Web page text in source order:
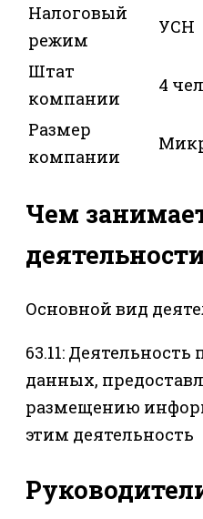
Налоговый
режим
УСН
Штат
компании
4
Размер
компании
Чем
Основной вид
63.11: Деятельность
данных,
размещению
этим деятельность